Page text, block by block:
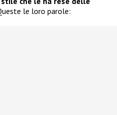
le loro parole: